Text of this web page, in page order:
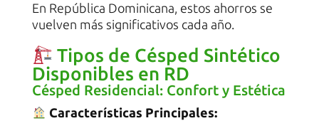
En República Dominicana, estos ahorros se
vuelven más significativos cada año.
Tipos de Césped Sintético
Disponibles en RD
Césped Residencial: Confort y Estética
Características Principales: